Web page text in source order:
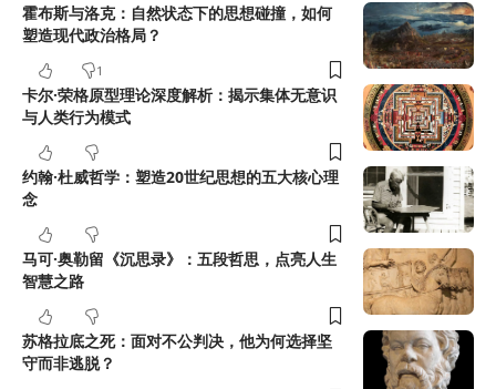
霍布斯与洛克：自然状态下的思想碰撞，如何
塑造现代政治格局？
1
卡尔·荣格原型理论深度解析：揭示集体无意识
与人类行为模式
约翰·杜威哲学：塑造20世纪思想的五大核心理
念
马可·奥勒留《沉思录》：五段哲思，点亮人生
智慧之路
苏格拉底之死：面对不公判决，他为何选择坚
守而非逃脱？